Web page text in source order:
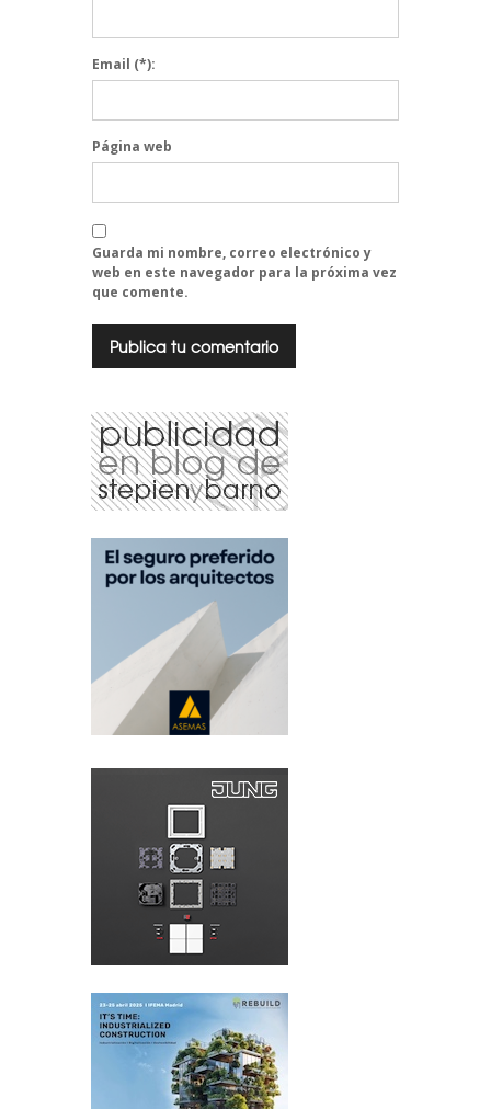
Email (*):
Página web
Guarda mi nombre, correo electrónico y
web en este navegador para la próxima vez
que comente.